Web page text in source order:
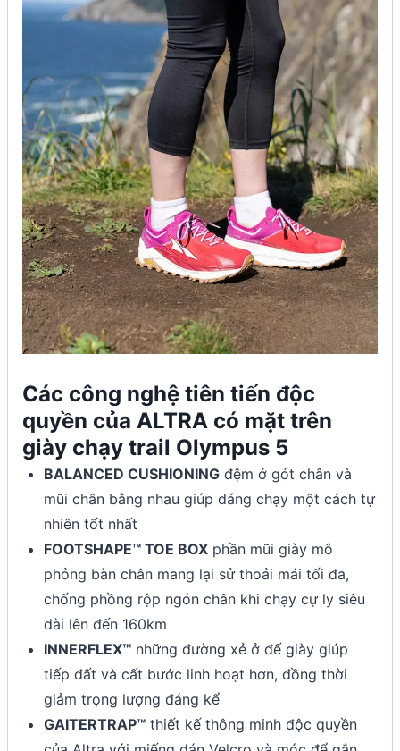
Các công nghệ tiên tiến độc
quyền của ALTRA có mặt trên
giày chạy trail Olympus 5
BALANCED CUSHIONING đệm ở gót chân và
mũi chân bằng nhau giúp dáng chạy một cách tự
nhiên tốt nhất
FOOTSHAPE™ TOE BOX phần mũi giày mô
phỏng bàn chân mang lại sử thoải mái tối đa,
chống phồng rộp ngón chân khi chạy cự ly siêu
dài lên đến 160km
INNERFLEX™ những đường xẻ ở đế giày giúp
tiếp đất và cất bước linh hoạt hơn, đồng thời
giảm trọng lượng đáng kể
GAITERTRAP™ thiết kế thông minh độc quyền